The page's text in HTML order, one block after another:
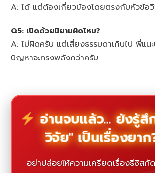
A: ได้ แต่ต้องเกี่ยวข้องโดยตรงกับหัวข้อ
Q5: เปิดด้วยนิยามผิดไหม?
A: ไม่ผิดครับ แต่เสี่ยงธรรมดาเกินไป พี่แน
ปัญหาจะทรงพลังกว่าครับ
อ่านจบแล้ว... ยังรู้สึ
วิจัย" เป็นเรื่องยาก
อย่าปล่อยให้ความเครียดเรื่องธีซิสกั